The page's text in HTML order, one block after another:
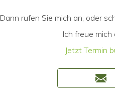
Dann rufen Sie mich an, oder
Ich freue mich
Jetzt Termin